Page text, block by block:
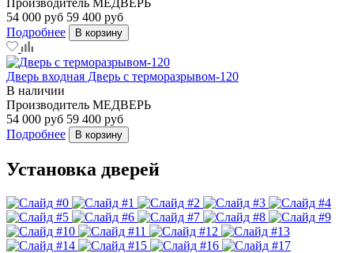
54 000 руб 59 400 руб
Подробнее
В корзину
Дверь входная Дверь с терморазрывом-120
В наличии
Производитель МЕДВЕРЬ
54 000 руб 59 400 руб
Подробнее
В корзину
Установка дверей